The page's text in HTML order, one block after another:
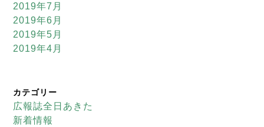
2019年7月
2019年6月
2019年5月
2019年4月
カテゴリー
広報誌全日あきた
新着情報